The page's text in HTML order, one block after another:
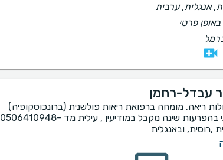
אנגלית, ערבית
באופן פרטי
עבדל-רחמן
ריאה, מומחה ברפואת ריאות פולשנית (ברונכוסקופיה)
מומחה קליני בהפרעות שינה מקבל במודיעין , עילית מד -0506410948
,רוסית, ובאנגלית